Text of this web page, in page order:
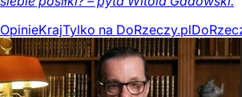
OpinieKrajTylko na DoRzeczy.pl